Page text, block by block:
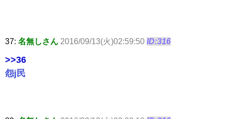
37: 名無しさん 2016/09/13(火)02:59:50 ID:316
>>36
怨j民